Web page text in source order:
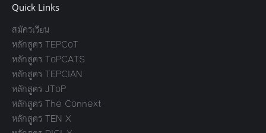
Quick Links
สมัครเรียน
หลักสูตร TEPCoT
หลักสูตร ToPCATS
หลักสูตร TEPCIAN
หลักสูตร JToP
หลักสูตร The Connext
หลักสูตร TEN X